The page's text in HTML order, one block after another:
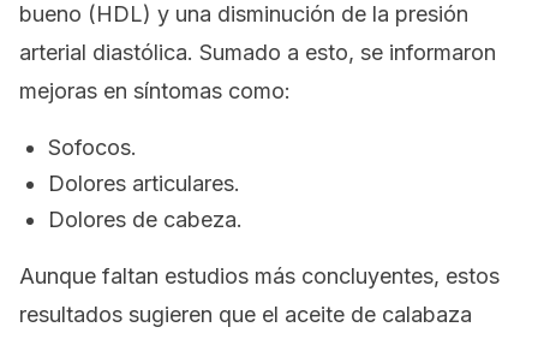
bueno (HDL) y una disminución de la presión
arterial diastólica. Sumado a esto, se informaron
mejoras en síntomas como:
Sofocos.
Dolores articulares.
Dolores de cabeza.
Aunque faltan estudios más concluyentes, estos
resultados sugieren que el aceite de calabaza